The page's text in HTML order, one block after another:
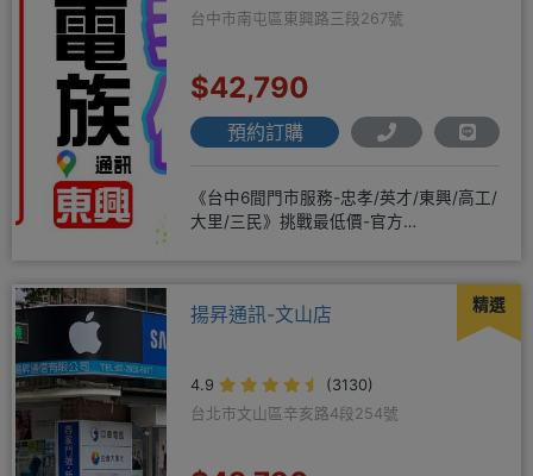
台中市南屯區東興路三段267號
$42,790
預約訂購
《台中6間門市服務-忠孝/英才/東興/高工/
大里/三民》挑戰最低價-官方
精選
揚昇通訊-文山店
4.9
(3130)
台北市文山區辛亥路4段254號